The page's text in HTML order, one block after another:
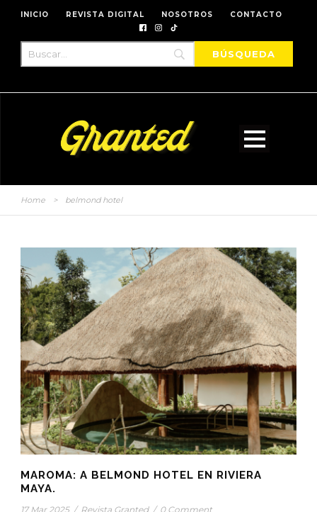
INICIO REVISTA DIGITAL NOSOTROS CONTACTO
Home > belmond hotel
MAROMA: A BELMOND HOTEL EN RIVIERA
MAYA.
17 Mar 2025 / Revista Granted / 0 Comment